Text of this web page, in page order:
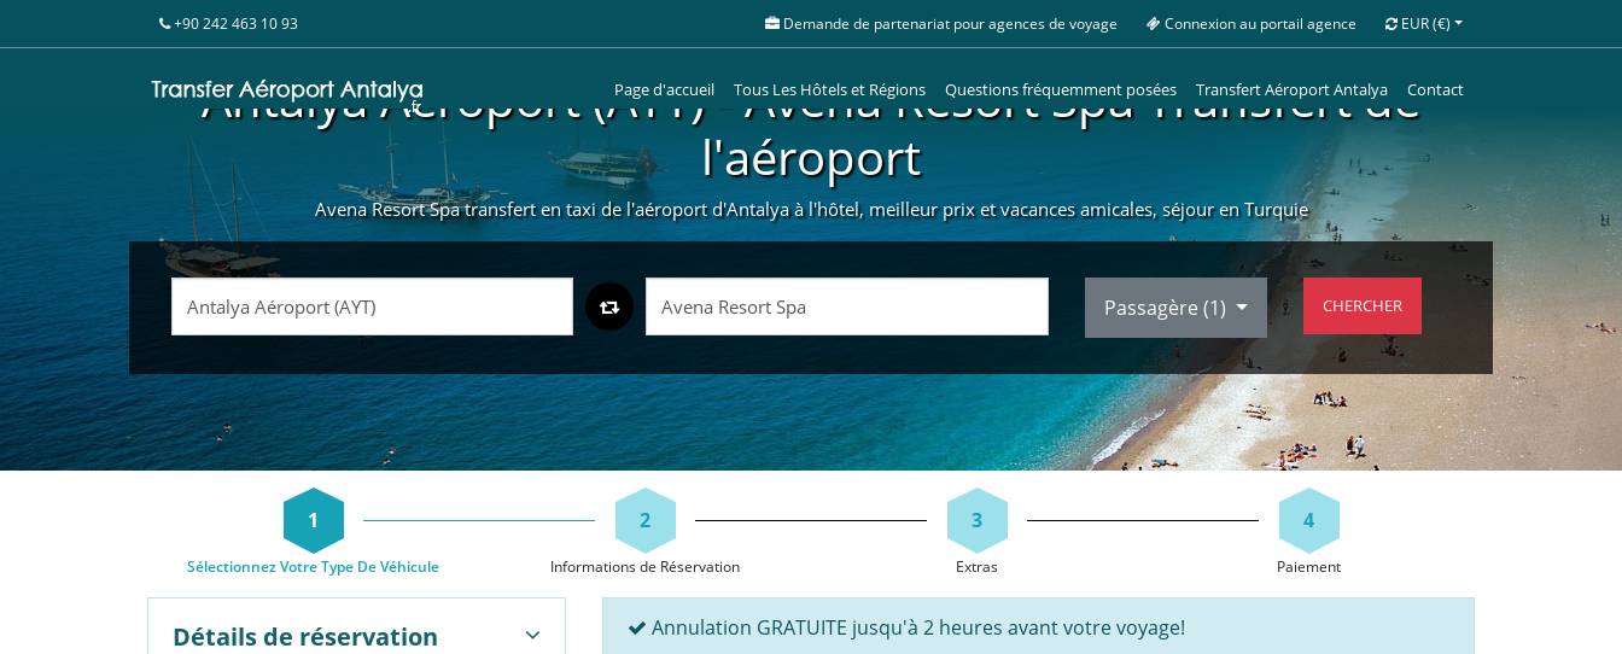
+90 242 463 10 93 Demande de partenariat pour agences de voyage Connexion au portail agence EUR(€)
Page d'accueil Tous Les Hôtels et Régions Questions fréquemment posées Transfert Aéroport Antalya Contact
Antalya Aéroport (AYT) - Avena Resort Spa Transfert de
l'aéroport
Avena Resort Spa transfert en taxi de l'aéroport d'Antalya à l'hôtel, meilleur prix et vacances amicales, séjour en Turquie
Passagère (1) CHERCHER
1
Sélectionnez Votre Type De Véhicule
2
Informations de Réservation
3
Extras
4
Paiement
Détails de réservation Annulation GRATUITE jusqu'à 2 heures avant votre voyage!